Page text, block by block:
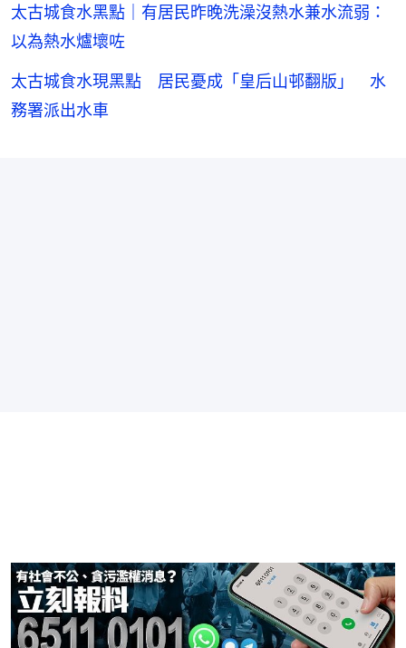
太古城食水黑點｜有居民昨晚洗澡沒熱水兼水流弱：
以為熱水爐壞咗
太古城食水現黑點 居民憂成「皇后山邨翻版」 水
務署派出水車